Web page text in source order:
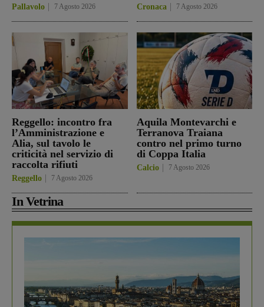
Pallavolo 7 Agosto 2026 Cronaca 7 Agosto 2026
Reggello: incontro fra
l’Amministrazione e
Alia, sul tavolo le
criticità nel servizio di
raccolta rifiuti
Reggello 7 Agosto 2026
Aquila Montevarchi e
Terranova Traiana
contro nel primo turno
di Coppa Italia
Calcio 7 Agosto 2026
In Vetrina